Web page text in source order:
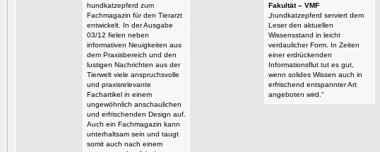
hundkatzepferd zum
Fachmagazin für den Tierarzt
entwickelt. In der Ausgabe
03/12 fielen neben
informativen Neuigkeiten aus
dem Praxisbereich und den
lustigen Nachrichten aus der
Tierwelt viele anspruchsvolle
und praxisrelevante
Fachartikel in einem
ungewöhnlich anschaulichen
und erfrischenden Design auf.
Auch ein Fachmagazin kann
unterhaltsam sein und taugt
somit auch nach einem
Fakultät – VMF
„hundkatzepferd serviert dem
Leser den aktuellen
Wissensstand in leicht
verdaulicher Form. In Zeiten
einer erdrückenden
Informationsflut tut es gut,
wenn solides Wissen auch in
erfrischend entspannter Art
angeboten wird.“